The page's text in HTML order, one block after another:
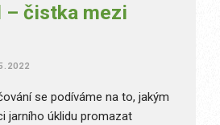
– čistka mezi
se podíváme na to, jakým
jarního úklidu promazat